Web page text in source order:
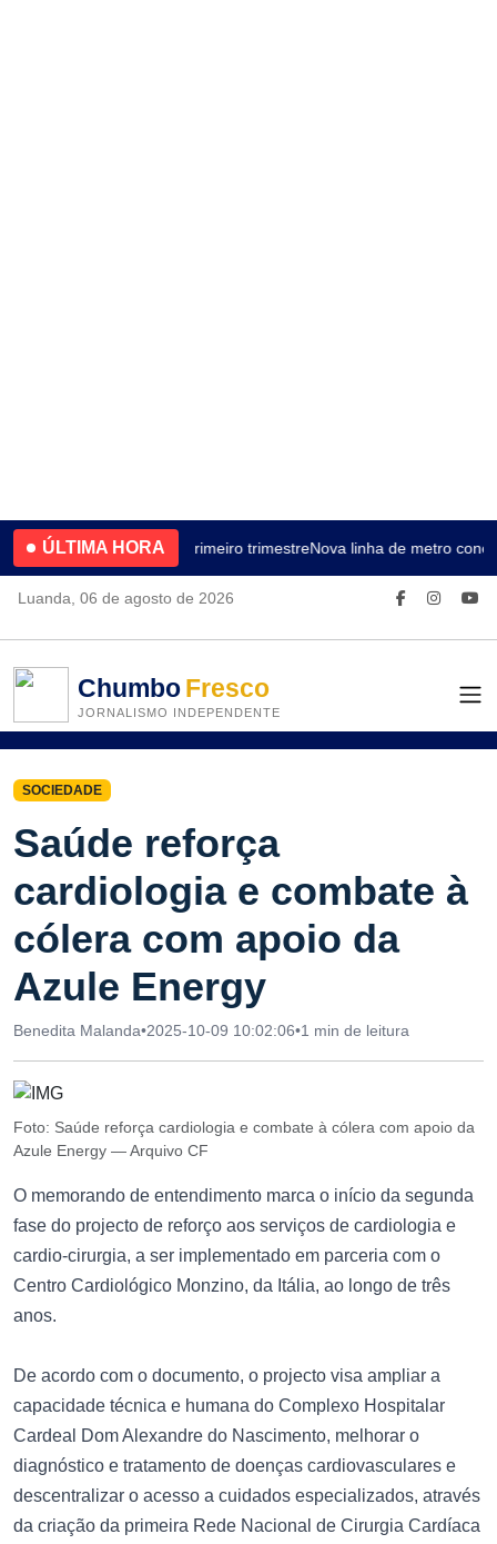
ÚLTIMA HORA4.2% no primeiro trimestreNova linha de metro
Luanda, 06 de agosto de 2026
ChumboFresco
JORNALISMO INDEPENDENTE
SOCIEDADE
Saúde reforça
cardiologia e combate à
cólera com apoio da
Azule Energy
Benedita Malanda•2025-10-09 10:02:06•1 min de leitura
Foto: Saúde reforça cardiologia e combate à cólera com apoio da
Azule Energy — Arquivo CF
O memorando de entendimento marca o início da segunda
fase do projecto de reforço aos serviços de cardiologia e
cardio-cirurgia, a ser implementado em parceria com o
Centro Cardiológico Monzino, da Itália, ao longo de três
anos.
De acordo com o documento, o projecto visa ampliar a
capacidade técnica e humana do Complexo Hospitalar
Cardeal Dom Alexandre do Nascimento, melhorar o
diagnóstico e tratamento de doenças cardiovasculares e
descentralizar o acesso a cuidados especializados, através
da criação da primeira Rede Nacional de Cirurgia Cardíaca